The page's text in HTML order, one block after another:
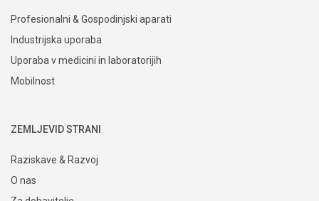
REŠITVE
Profesionalni & Gospodinjski aparati
Uporaba v medicini in laboratorijih
ZEMLJEVID STRANI